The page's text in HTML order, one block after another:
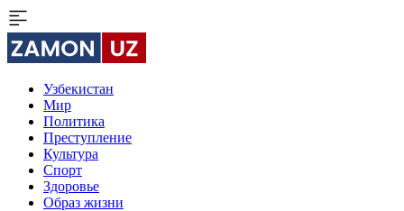
Узбекистан
Мир
Политика
Преступление
Культура
Спорт
Здоровье
Образ жизни